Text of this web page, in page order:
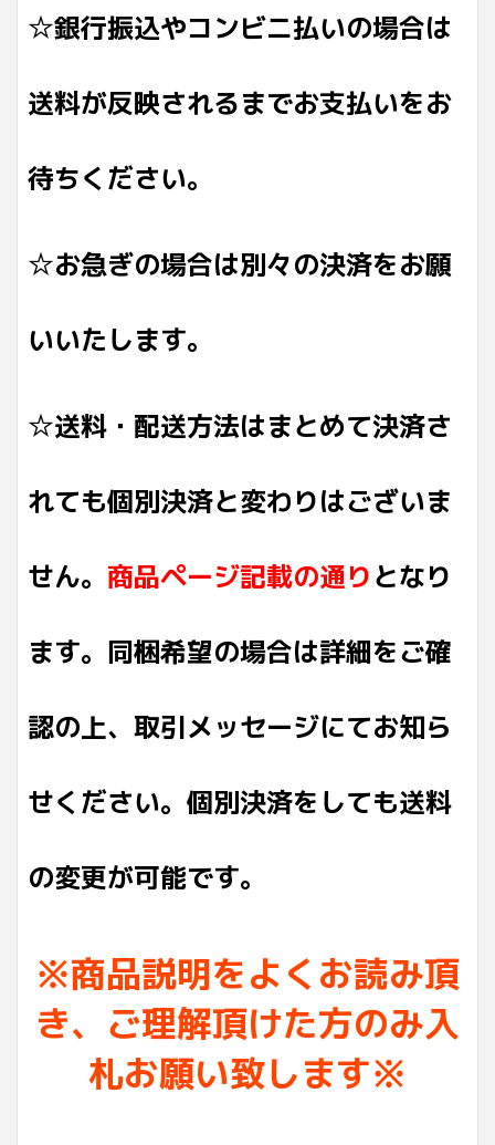
☆銀行振込やコンビニ払いの場合は
送料が反映されるまでお支払いをお
待ちください。
☆お急ぎの場合は別々の決済をお願
いいたします。
☆送料・配送方法はまとめて決済さ
れても個別決済と変わりはございま
せん。 商品ページ記載の通りとなり
ます。同梱希望の場合は詳細をご確
認の上、取引メッセージにてお知ら
せください。個別決済をしても送料
の変更が可能です。
※商品説明をよくお読み頂
き、ご理解頂けた方のみ入
札お願い致します※